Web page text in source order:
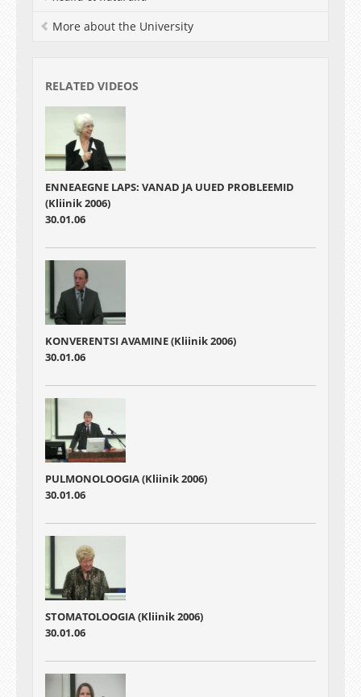
More about the University
RELATED VIDEOS
ENNEAEGNE LAPS: VANAD JA UUED PROBLEEMID
(Kliinik 2006)
30.01.06
KONVERENTSI AVAMINE (Kliinik 2006)
30.01.06
PULMONOLOOGIA (Kliinik 2006)
30.01.06
STOMATOLOOGIA (Kliinik 2006)
30.01.06